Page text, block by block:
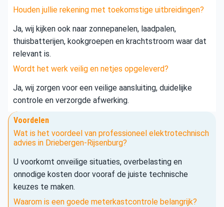
Houden jullie rekening met toekomstige uitbreidingen?
Ja, wij kijken ook naar zonnepanelen, laadpalen,
thuisbatterijen, kookgroepen en krachtstroom waar dat
relevant is.
Wordt het werk veilig en netjes opgeleverd?
Ja, wij zorgen voor een veilige aansluiting, duidelijke
controle en verzorgde afwerking.
Voordelen
Wat is het voordeel van professioneel elektrotechnisch
advies in Driebergen-Rijsenburg?
U voorkomt onveilige situaties, overbelasting en
onnodige kosten door vooraf de juiste technische
keuzes te maken.
Waarom is een goede meterkastcontrole belangrijk?